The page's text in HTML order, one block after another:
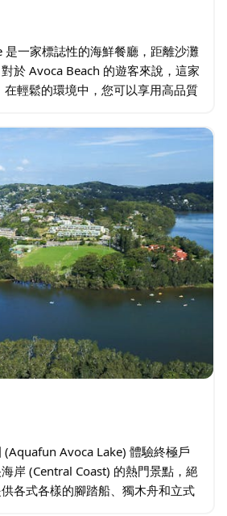
是一家標誌性的海鮮餐廳，距離沙灘
於 Avoca Beach 的遊客來說，這家
輕鬆的環境中，您可以享用高品質
(Aquafun Avoca Lake) 體驗終極戶
岸 (Central Coast) 的熱門景點，絕
各式各樣的腳踏船、獨木舟和立式